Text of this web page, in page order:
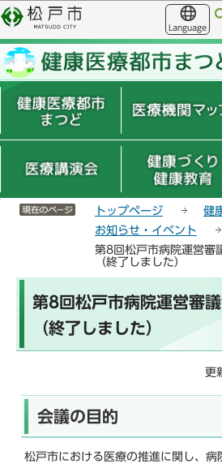
こ
の
ペ
ー
ジ
頭
サ
イ
ト
メ
ニ
こ
このページの本文
Language
サイトメニューここまで
トップページ
健
お知らせ・イベント
第8回松戸市病院運営審
（終了しました）
第8回松戸市病院運営審
（終了しました）
更
会議の目的
松戸市における医療の推進に関し、病